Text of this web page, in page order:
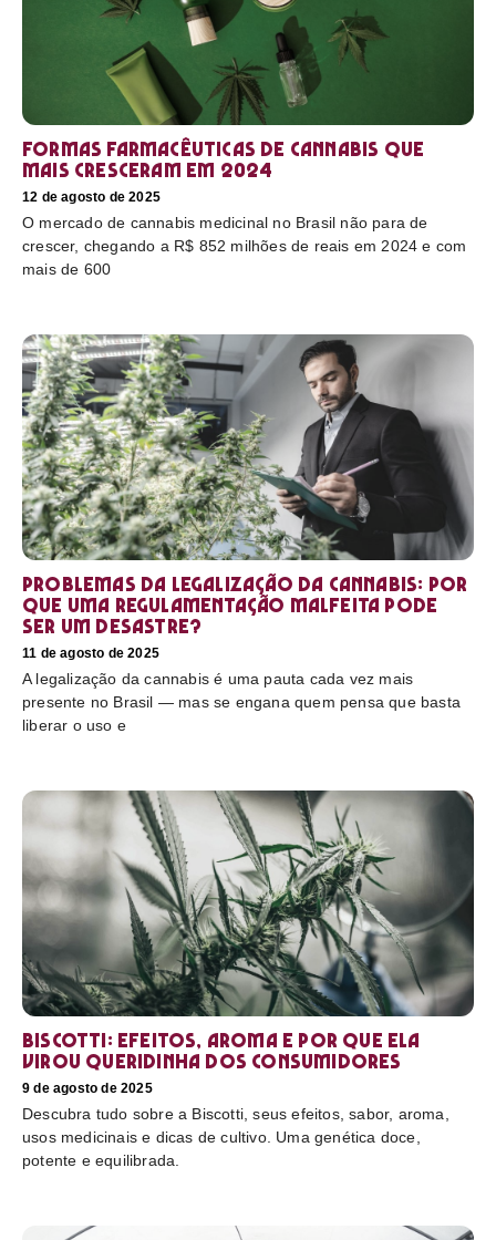
Formas farmacêuticas de cannabis que
mais cresceram em 2024
12 de agosto de 2025
O mercado de cannabis medicinal no Brasil não para de
crescer, chegando a R$ 852 milhões de reais em 2024 e com
mais de 600
Problemas da legalização da cannabis: por
que uma regulamentação malfeita pode
ser um desastre?
11 de agosto de 2025
A legalização da cannabis é uma pauta cada vez mais
presente no Brasil — mas se engana quem pensa que basta
liberar o uso e
Biscotti: efeitos, aroma e por que ela
virou queridinha dos consumidores
9 de agosto de 2025
Descubra tudo sobre a Biscotti, seus efeitos, sabor, aroma,
usos medicinais e dicas de cultivo. Uma genética doce,
potente e equilibrada.